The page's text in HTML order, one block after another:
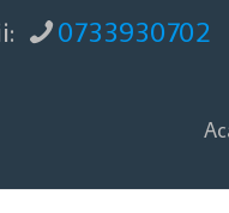
0733930702